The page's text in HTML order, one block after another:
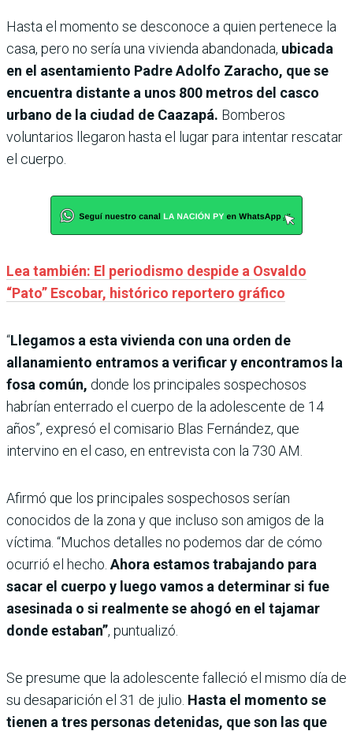
Hasta el momento se desconoce a quien pertenece la
casa, pero no sería una vivienda abandonada, ubicada
en el asentamiento Padre Adolfo Zaracho, que se
encuentra distante a unos 800 metros del casco
urbano de la ciudad de Caazapá. Bomberos
voluntarios llegaron hasta el lugar para intentar rescatar
el cuerpo.
Lea también: El periodismo despide a Osvaldo
“Pato” Escobar, histórico reportero gráfico
“Llegamos a esta vivienda con una orden de
allanamiento entramos a verificar y encontramos la
fosa común, donde los principales sospechosos
habrían enterrado el cuerpo de la adolescente de 14
años”, expresó el comisario Blas Fernández, que
intervino en el caso, en entrevista con la 730 AM.
Afirmó que los principales sospechosos serían
conocidos de la zona y que incluso son amigos de la
víctima. “Muchos detalles no podemos dar de cómo
ocurrió el hecho. Ahora estamos trabajando para
sacar el cuerpo y luego vamos a determinar si fue
asesinada o si realmente se ahogó en el tajamar
donde estaban”, puntualizó.
Se presume que la adolescente falleció el mismo día de
su desaparición el 31 de julio. Hasta el momento se
tienen a tres personas detenidas, que son las que